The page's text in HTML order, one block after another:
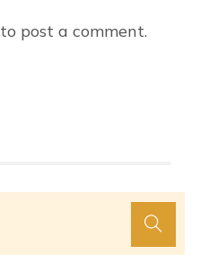
to post a comment.